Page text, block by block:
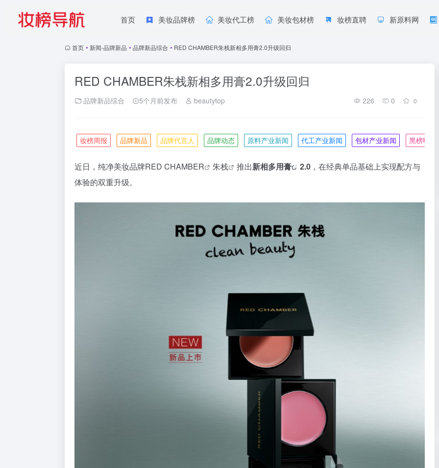
首页 美妆品牌榜 美妆代工榜 美妆包材榜 妆榜直聘 新原料网
首页 • 新闻-品牌新品 • 品牌新品综合 • RED CHAMBER朱栈新相多用膏2.0升级回归
RED CHAMBER朱栈新相多用膏2.0升级回归
品牌新品综合 5个月前发布 beautytop 226 0 0
妆榜周报 品牌新品 品牌代言人 品牌动态 原料产业新闻 代工产业新闻 包材产业新闻 黑榜曝光
近日 ，纯净美妆品牌RED CHAMBER 朱栈 推出新相多用膏 2.0 ，在经典单品基础上实现配方与
体验的双重升级。